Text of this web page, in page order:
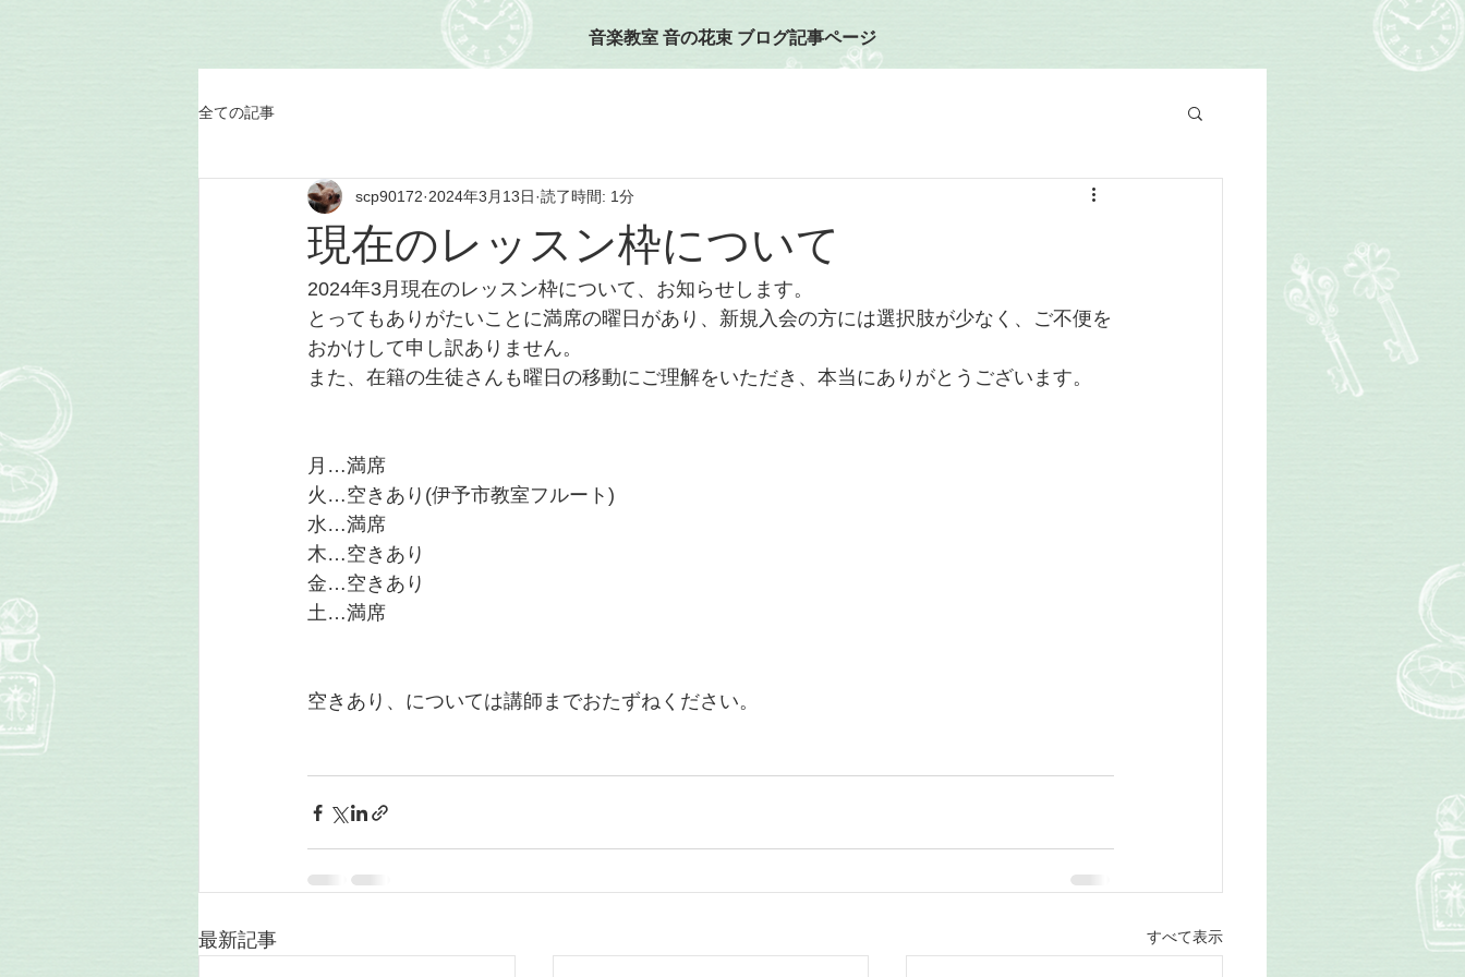
音楽教室 音の花束 ブログ記事ページ
全ての記事
現在のレッスン枠について
scp90172 2024年3月13日 読了時間: 1分
2024年3月現在のレッスン枠について、お知らせします。
とってもありがたいことに満席の曜日があり、新規入会の方には選択肢が少なく、ご不便を
おかけして申し訳ありません。
また、在籍の生徒さんも曜日の移動にご理解をいただき、本当にありがとうございます。
月…満席
火…空きあり(伊予市教室フルート)
水…満席
木…空きあり
金…空きあり
土…満席
空きあり、については講師までおたずねください。
最新記事 すべて表示